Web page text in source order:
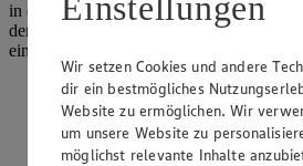
in den Blutgefäßen, die letztlich zu
dem Health Claim erkennst du also, ob
einen hohen Polyphenolgehalt hat.
Wir setzen Cookies und andere
dir ein bestmögliches
Website zu ermöglichen. Wir
um unsere Website zu
möglichst relevante Inhalte